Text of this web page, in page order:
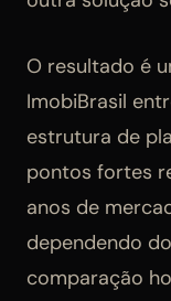
O resultado é
ImobiBrasil
estrutura de
pontos fortes
anos de
dependendo
comparação